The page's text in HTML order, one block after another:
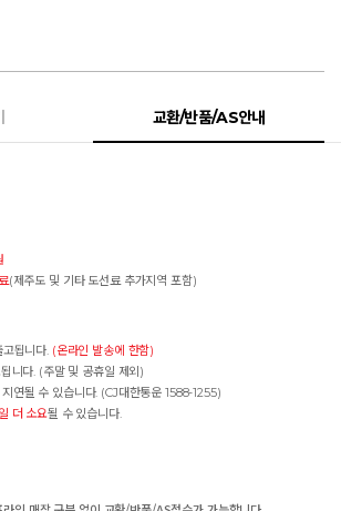
교환/반품/AS안내
(제주도 및 기타 도선료 추가지역 포함)
됩니다. (온라인 발송에 한함)
니다. (주말 및 공휴일 제외)
연될 수 있습니다. (CJ대한통운 1588-1255)
더 소요될 수 있습니다.